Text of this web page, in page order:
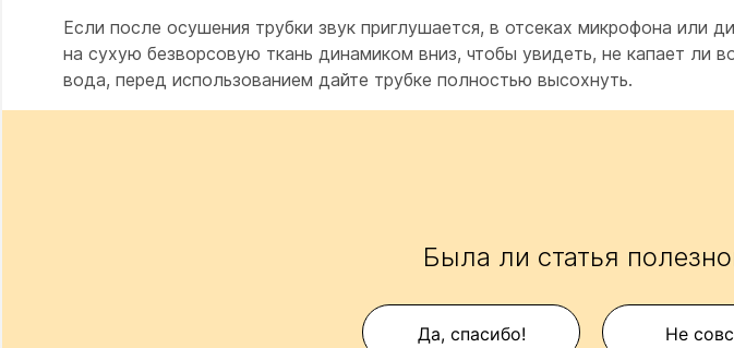
Если после осушения трубки звук приглушается, в отсеках микрофона или
на сухую безворсовую ткань динамиком вниз, чтобы увидеть, не капает ли
вода, перед использованием дайте трубке полностью высохнуть.
Была ли статья
Да, спасибо! Не